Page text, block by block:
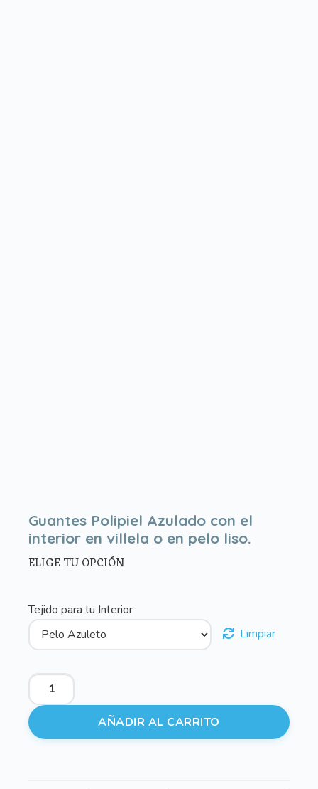
Guantes Polipiel Azulado con el
interior en villela o en pelo liso.
ELIGE TU OPCIÓN
Tejido para tu Interior
Limpiar
Guantes
Polipiel
Azulado
con
AÑADIR AL CARRITO